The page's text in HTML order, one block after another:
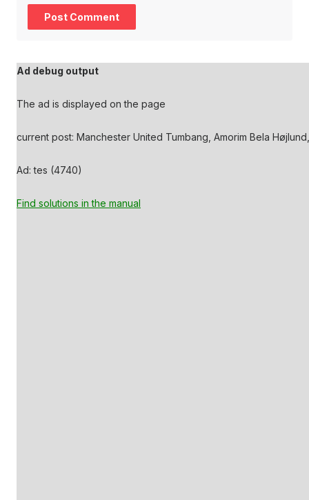
Ad debug output
The ad is displayed on the page
current post: Manchester United Tumbang, Amorim Bela
Ad: tes (4740)
Find solutions in the manual